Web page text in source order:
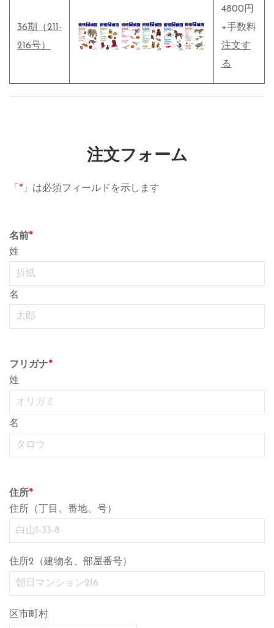
36期（211-
216号）
4800円
+手数料
注文す
る
注文フォーム
「 * 」は必須フィールドを示します
名前*
姓
名
フリガナ*
姓
名
住所*
住所（丁目、番地、号）
住所2（建物名、部屋番号）
区市町村